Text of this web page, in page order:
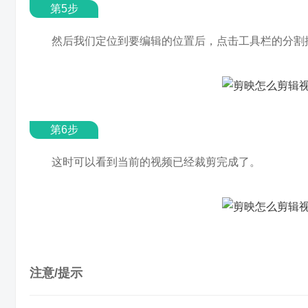
第5步
然后我们定位到要编辑的位置后，点击工具栏的分割
第6步
这时可以看到当前的视频已经裁剪完成了。
注意/提示